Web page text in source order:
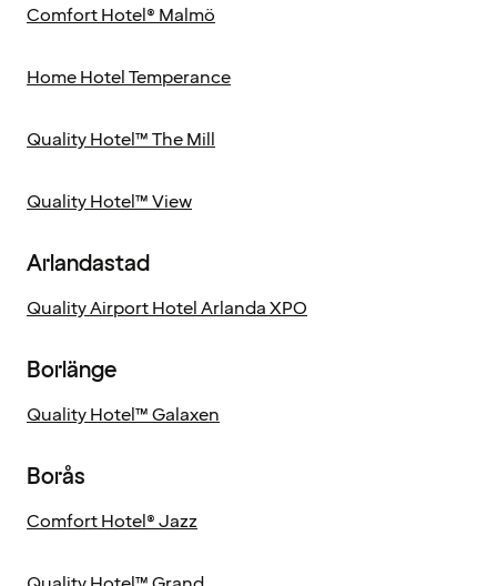
Comfort Hotel® Malmö
Home Hotel Temperance
Quality Hotel™ The Mill
Quality Hotel™ View
Arlandastad
Quality Airport Hotel Arlanda XPO
Borlänge
Quality Hotel™ Galaxen
Borås
Comfort Hotel® Jazz